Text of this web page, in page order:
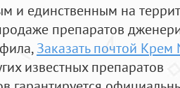
и единственным на
препаратов
, Заказать почтой
известных препаратов